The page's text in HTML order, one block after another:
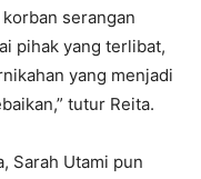
serangan
pihak yang terlibat,
yang menjadi
tutur Reita.
Sarah Utami pun